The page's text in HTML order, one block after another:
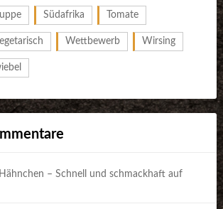
Südafrika Tomate
Wettbewerb Wirsing
– Schnell und schmackhaft auf